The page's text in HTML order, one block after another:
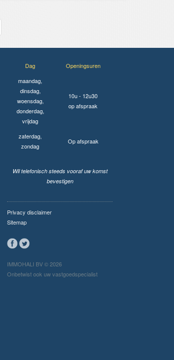
Dag
Openingsuren
maandag,
dinsdag,
woensdag,
donderdag,
vrijdag
10u - 12u30
op afspraak
zaterdag,
zondag
Op afspraak
Wil telefonisch steeds vooraf uw komst
bevestigen
Privacy disclaimer
Sitemap
IMMOHALI BV © 2026
Onbetwist ook uw vastgoedspecialist